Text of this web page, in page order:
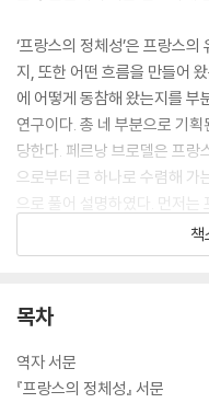
‘프랑스의 정체성’은 프랑스
지, 또한 어떤 흐름을 만들어
에 어떻게 동참해 왔는지를 부
연구이다. 총 네 부분으로 기획
당한다. 페르낭 브로델은 프랑
으로부터 큰 하나로 수렴해 가
으로 풀어 설명하였다. 먼저
을 구석구석까지 세세히 구분
에서 큰 단위까지 기능적으로
이야기하고자 택한 글의 구성
프랑스에 대한 애정과 고민이
책
목차
역자 서문
『프랑스의 정체성』 서문